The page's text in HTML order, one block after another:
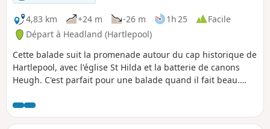
4,83 km
+24 m -26 m 1h 25
Facile
Départ à Headland (Hartlepool)
Cette balade suit la promenade autour du cap historique de
Hartlepool, avec l'église St Hilda et la batterie de canons
Heugh. C'est parfait pour une balade quand il fait beau.
de Hartlepool.